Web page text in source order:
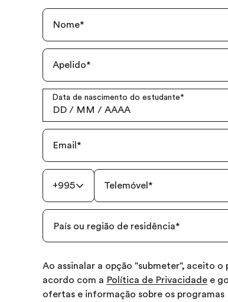
Nome*
Apelido*
Data de nascimento do estudante*
DD / MM / AAAA
Email *
+995 Telemóvel *
País ou região de residência*
Ao assinalar a opção "submeter", aceito
acordo com a Política de Privacidade e
ofertas e informação sobre os programas